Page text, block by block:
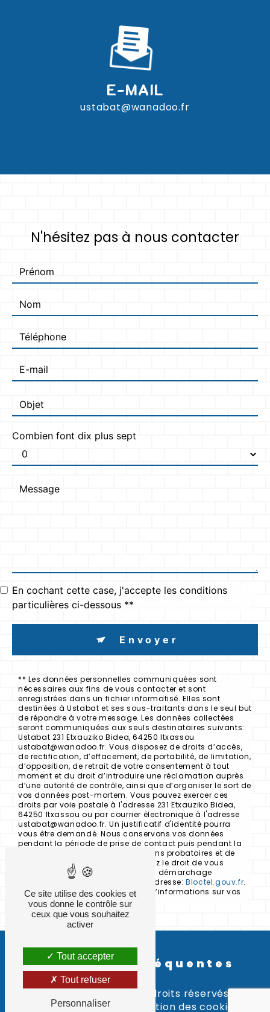
E-MAIL
ustabat@wanadoo.fr
N'hésitez pas à nous contacter
Combien font dix plus sept
En cochant cette case, j'accepte les conditions
particulières ci-dessous **
Envoyer
** Les données personnelles communiquées sont
nécessaires aux fins de vous contacter et sont
enregistrées dans un fichier informatisé. Elles sont
destinées à Ustabat et ses sous-traitants dans le seul but
de répondre à votre message. Les données collectées
seront communiquées aux seuls destinataires suivants:
Ustabat 231 Etxauziko Bidea, 64250 Itxassou
ustabat@wanadoo.fr. Vous disposez de droits d’accès,
de rectification, d’effacement, de portabilité, de limitation,
d’opposition, de retrait de votre consentement à tout
moment et du droit d’introduire une réclamation auprès
d’une autorité de contrôle, ainsi que d’organiser le sort de
vos données post-mortem. Vous pouvez exercer ces
droits par voie postale à l'adresse 231 Etxauziko Bidea,
64250 Itxassou ou par courrier électronique à l'adresse
ustabat@wanadoo.fr. Un justificatif d'identité pourra
vous être demandé. Nous conservons vos données
pendant la période de prise de contact puis pendant la
durée de prescription légale aux fins probatoires et de
gestion des contentieux. Vous avez le droit de vous
inscrire sur la liste d'opposition au démarchage
téléphonique, disponible à cette adresse:Bloctel.gouv.fr.
Consultez le site cnil.fr pour plus d’informations sur vos
droits.
Recherches fréquentes
- 2026 - Tous droits réservés -
Mentions légales
Gestion des cookies
Ce site utilise des cookies et
vous donne le contrôle sur
ceux que vous souhaitez
activer
Tout accepter
Tout refuser
Personnaliser